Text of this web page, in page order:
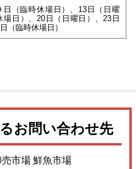
日（臨時休場日）、13日（日曜
場日）、20日（日曜日）、23日
（臨時休場日）
お問い合わせ先
市場 鮮魚市場